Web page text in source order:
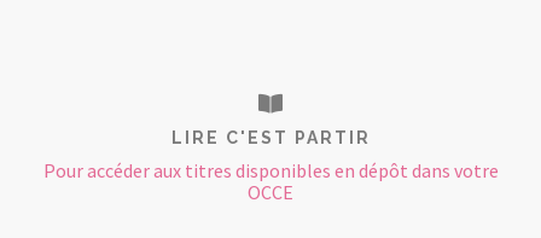
LIRE C'EST PARTIR
Pour accéder aux titres disponibles en dépôt dans votre
OCCE